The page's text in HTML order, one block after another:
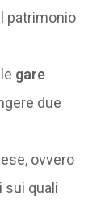
patrimonio
gare
due
ovvero
sui quali